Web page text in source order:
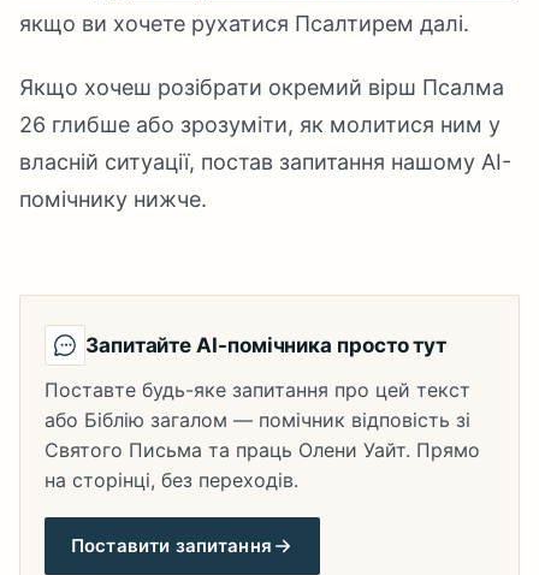
якщо ви хочете рухатися Псалтирем далі.
Якщо хочеш розібрати окремий вірш Псалма
26 глибше або зрозуміти, як молитися ним у
власній ситуації, постав запитання нашому AI-
помічнику нижче.
Запитайте AI-помічника просто тут
Поставте будь-яке запитання про цей текст
або Біблію загалом — помічник відповість зі
Святого Письма та праць Олени Уайт. Прямо
на сторінці, без переходів.
Поставити запитання